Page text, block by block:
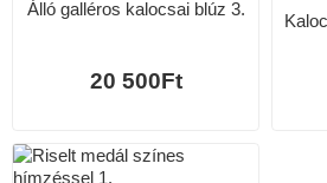
Álló galléros kalocsai blúz 3.
20 500Ft